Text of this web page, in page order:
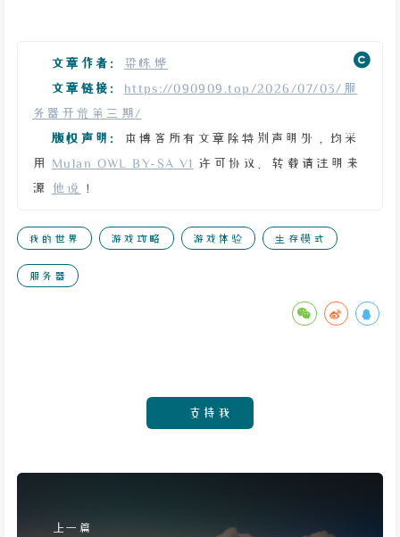
文章作者:
梁栋烨
文章链接:
https://090909.top/2026/07/03/服
务器开荒第三期/
版权声明:
本博客所有文章除特别声明外，均采
用 Mulan OWL BY-SA V1 许可协议。转载请注明来
源 他说 ！
我的世界 游戏攻略 游戏体验 生存模式
服务器
支持我
上一篇